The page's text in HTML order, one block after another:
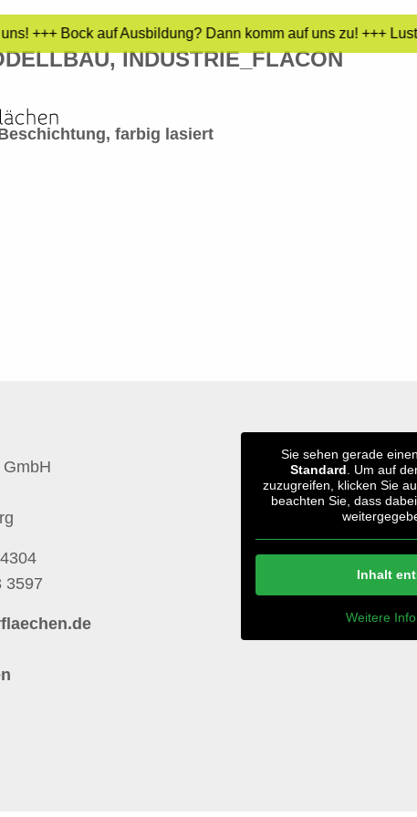
Bock auf Ausbildung? Dann komm auf uns zu! +++
INDUSTRIE_FLACON
farbig lasiert
3597
Sie sehen gerade
Standard . Um auf
zuzugreifen, klicken Sie
beachten Sie, dass
Inhalt
Weitere